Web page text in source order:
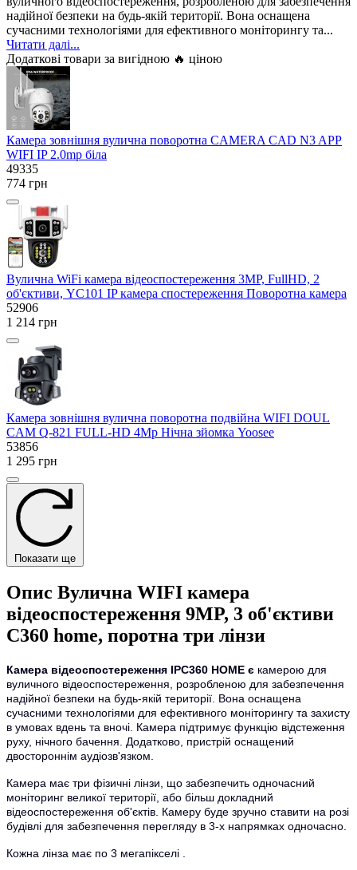
надійної безпеки на будь-якій території. Вона оснащена
сучасними технологіями для ефективного моніторингу та...
Читати далі...
Додаткові товари за вигідною 🔥 ціною
Камера зовнішня вулична поворотна CAMERA CAD N3 APP
WIFI IP 2.0mp біла
49335
774 грн
Вулична WiFi камера відеоспостереження 3MP, FullHD, 2
об'єктиви, YC101 IP камера спостереження Поворотна камера
52906
1 214 грн
Камера зовнішня вулична поворотна подвійна WIFI DOUL
CAM Q-821 FULL-HD 4Mp Нічна зйомка Yoosee
53856
1 295 грн
Показати ще
Опис Вулична WIFI камера
відеоспостереження 9MP, 3 об'єктиви
C360 home, поротна три лінзи
Камера відеоспостереження IPC360 HOME є камерою для
вуличного відеоспостереження, розробленою для забезпечення
надійної безпеки на будь-якій території. Вона оснащена
сучасними технологіями для ефективного моніторингу та захисту
в умовах вдень та вночі. Камера підтримує функцію відстеження
руху, нічного бачення. Додатково, пристрій оснащений
двостороннім аудіозв'язком.
Камера має три фізичні лінзи, що забезпечить одночасний
моніторинг великої території, або більш докладний
відеоспостереження об'єктів. Камеру буде зручно ставити на розі
будівлі для забезпечення перегляду в 3-х напрямках одночасно.
Кожна лінза має по 3 мегапікселі .